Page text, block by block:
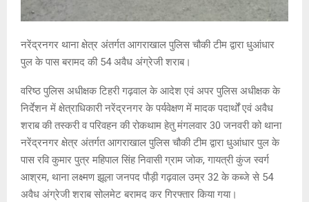
नरेंद्रनगर थाना क्षेत्र अंतर्गत आगराखाल पुलिस चौकी टीम द्वारा धुआंधार
पुल के पास बरामद की 54 अवैध अंग्रेजी शराब।
वरिष्ठ पुलिस अधीक्षक टिहरी गढ़वाल के आदेश एवं अपर पुलिस अधीक्षक के
निर्देशन में क्षेत्राधिकारी नरेंद्रनगर के पर्यवेक्षण में मादक पदार्थों एवं अवैध
शराब की तस्करी व परिवहन की रोकथाम हेतु मंगलवार 30 जनवरी को थाना
नरेंद्रनगर क्षेत्र अंतर्गत आगराखाल पुलिस चौकी टीम द्वारा धुआंधार पुल के
पास रवि कुमार पुत्र महिपाल सिंह निवासी ग्राम जोक, गायत्री कुंज स्वर्ग
आश्रम, थाना लक्ष्मण झूला जनपद पौड़ी गढ़वाल उम्र 32 के कब्जे से 54
अवैध अंग्रेजी शराब सोलमेट बरामद कर गिरफ्तार किया गया।